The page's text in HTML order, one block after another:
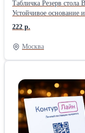
выполняется контроль готовых
проект от первого
Табличка Резерв стола
Устойчивое основание
Окрашено безопасной,
эмульсией черного
структура
общепита, кафе и
222 р.
Москва